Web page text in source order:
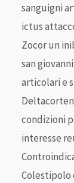
sanguigni
ictus
Zocor un
san
articolari e
condizioni
interesse
Colestipolo